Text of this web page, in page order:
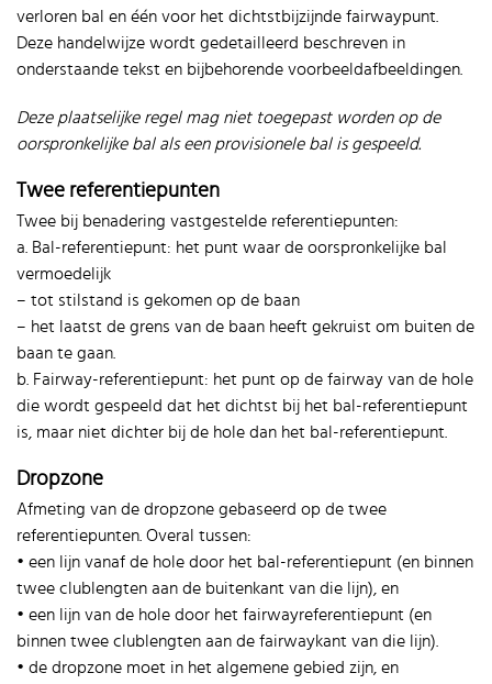
verloren bal en één voor het dichtstbijzijnde fairwaypunt.
Deze handelwijze wordt gedetailleerd beschreven in
onderstaande tekst en bijbehorende voorbeeldafbeeldingen.
Deze plaatselijke regel mag niet toegepast worden op de
oorspronkelijke bal als een provisionele bal is gespeeld.
Twee referentiepunten
Twee bij benadering vastgestelde referentiepunten:
a. Bal-referentiepunt: het punt waar de oorspronkelijke bal
vermoedelijk
– tot stilstand is gekomen op de baan
– het laatst de grens van de baan heeft gekruist om buiten de
baan te gaan.
b. Fairway-referentiepunt: het punt op de fairway van de hole
die wordt gespeeld dat het dichtst bij het bal-referentiepunt
is, maar niet dichter bij de hole dan het bal-referentiepunt.
Dropzone
Afmeting van de dropzone gebaseerd op de twee
referentiepunten. Overal tussen:
• een lijn vanaf de hole door het bal-referentiepunt (en binnen
twee clublengten aan de buitenkant van die lijn), en
• een lijn van de hole door het fairwayreferentiepunt (en
binnen twee clublengten aan de fairwaykant van die lijn).
• de dropzone moet in het algemene gebied zijn, en